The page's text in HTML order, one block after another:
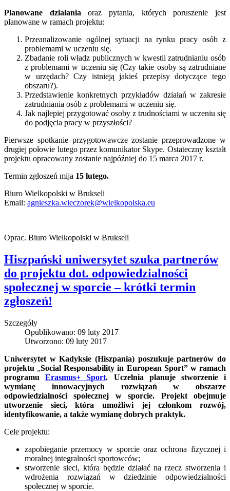
Planowane działania oraz pytania, których poruszenie jest
planowane w ramach projektu:
Przeanalizowanie ogólnej sytuacji na rynku pracy osób z
problemami w uczeniu się.
Zbadanie roli władz publicznych w kwestii zatrudnianiu osób
z problemami w uczeniu się (Czy takie osoby są zatrudniane
w urzędach? Czy istnieją jakieś przepisy dotyczące tego
obszaru?).
Przedstawienie konkretnych przykładów działań w zakresie
zatrudniania osób z problemami w uczeniu się.
Jak najlepiej przygotować osoby z trudnościami w uczeniu się
do podjęcia pracy w przyszłości?
Pierwsze spotkanie przygotowawcze zostanie przeprowadzone w
drugiej połowie lutego przez komunikator Skype. Ostateczny kształt
projektu opracowany zostanie najpóźniej do 15 marca 2017 r.
Termin zgłoszeń mija 15 lutego.
Biuro Wielkopolski w Brukseli
Email: agnieszka.wieczorek@wielkopolska.eu
Oprac. Biuro Wielkopolski w Brukseli
Hiszpański uniwersytet szuka partnerów
do projektu dot. odpowiedzialności
społecznej w sporcie – krótki termin
zgłoszeń!
Szczegóły
Opublikowano: 09 luty 2017
Utworzono: 09 luty 2017
Uniwersytet w Kadyksie (Hiszpania) poszukuje partnerów do
projektu „Social Responsability in European Sport” w ramach
programuErasmus+ Sport. Uczelnia planuje stworzenie i
wymianę innowacyjnych rozwiązań w obszarze
odpowiedzialności społecznej w sporcie. Projekt obejmuje
utworzenie sieci, która umożliwi jej członkom rozwój,
identyfikowanie, a także wymianę dobrych praktyk.
Cele projektu:
zapobieganie przemocy w sporcie oraz ochrona fizycznej i
moralnej integralności sportowców;
stworzenie sieci, która będzie działać na rzecz stworzenia i
wdrożenia rozwiązań w dziedzinie odpowiedzialności
społecznej w sporcie.